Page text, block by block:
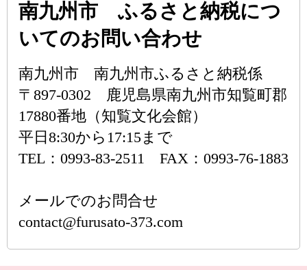
南九州市 ふるさと納税につ
いてのお問い合わせ
南九州市 南九州市ふるさと納税係
〒897-0302 鹿児島県南九州市知覧町郡
17880番地（知覧文化会館）
平日8:30から17:15まで
TEL：0993-83-2511 FAX：0993-76-1883
メールでのお問合せ
contact@furusato-373.com